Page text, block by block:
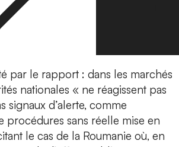
par le rapport : dans les marchés
nationales « ne réagissent pas
signaux d’alerte, comme
procédures sans réelle mise en
le cas de la Roumanie où, en